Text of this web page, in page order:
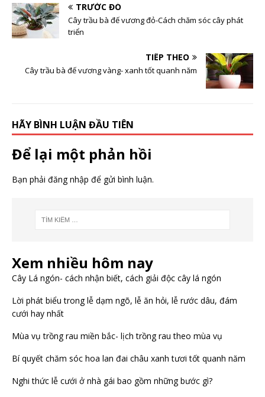
TRƯỚC ĐÓ
Cây trầu bà đế vương đỏ-Cách chăm sóc cây phát
triển
TIẾP THEO
Cây trầu bà đế vương vàng- xanh tốt quanh năm
HÃY BÌNH LUẬN ĐẦU TIÊN
Để lại một phản hồi
Bạn phải đăng nhập để gửi bình luận.
Xem nhiều hôm nay
Cây Lá ngón- cách nhận biết, cách giải độc cây lá ngón
Lời phát biểu trong lễ dạm ngõ, lễ ăn hỏi, lễ rước dâu, đám
cưới hay nhất
Mùa vụ trồng rau miền bắc- lịch trồng rau theo mùa vụ
Bí quyết chăm sóc hoa lan đai châu xanh tươi tốt quanh năm
Nghi thức lễ cưới ở nhà gái bao gồm những bước gì?